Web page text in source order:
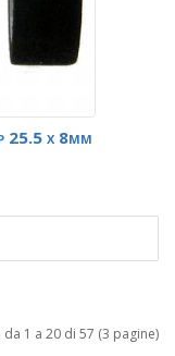
25.5 x 8mm
da 1 a 20 di 57 (3 pagine)